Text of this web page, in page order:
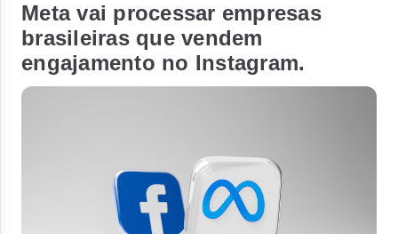
Meta vai processar empresas
brasileiras que vendem
engajamento no Instagram.